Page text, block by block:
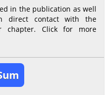
in the publication as well
direct contact with the
chapter. Click for more